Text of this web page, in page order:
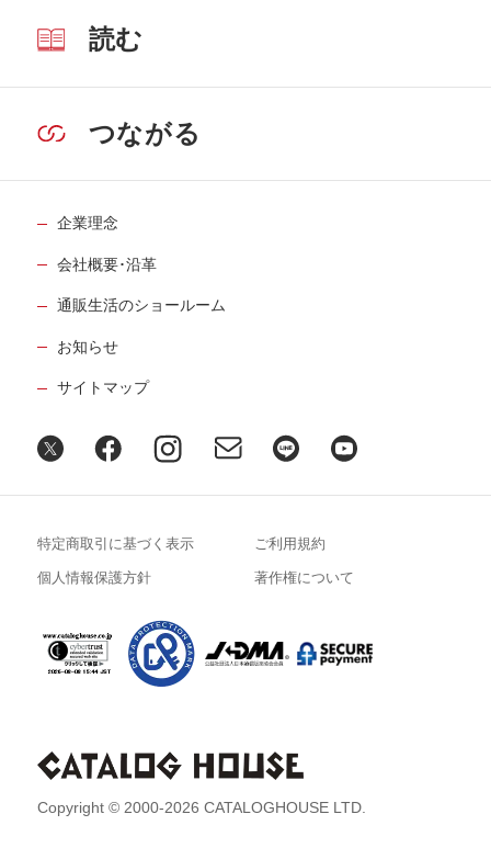
読む
つながる
企業理念
会社概要･沿革
通販生活のショールーム
お知らせ
サイトマップ
Copyright © 2000-2026 CATALOGHOUSE LTD.
特定商取引に基づく表示 ご利用規約
個人情報保護方針 著作権について